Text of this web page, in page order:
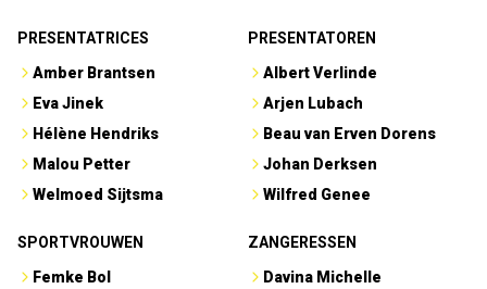
PRESENTATRICES
Amber Brantsen
Eva Jinek
Hélène Hendriks
Malou Petter
Welmoed Sijtsma
PRESENTATOREN
Albert Verlinde
Arjen Lubach
Beau van Erven Dorens
Johan Derksen
Wilfred Genee
SPORTVROUWEN
Femke Bol
ZANGERESSEN
Davina Michelle